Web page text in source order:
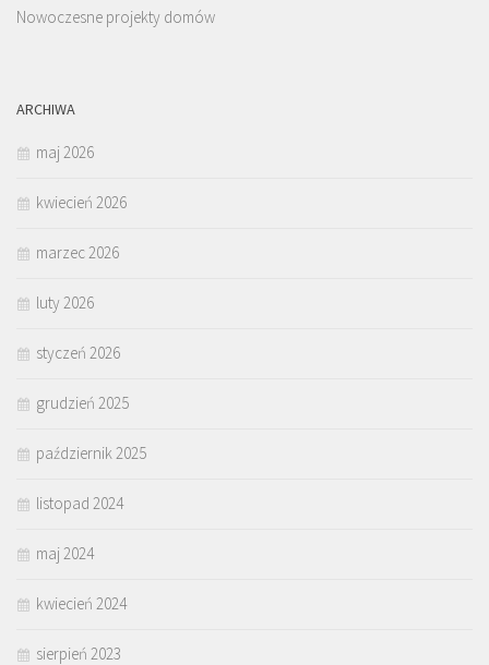
Nowoczesne projekty domów
ARCHIWA
maj 2026
kwiecień 2026
marzec 2026
luty 2026
styczeń 2026
grudzień 2025
październik 2025
listopad 2024
maj 2024
kwiecień 2024
sierpień 2023